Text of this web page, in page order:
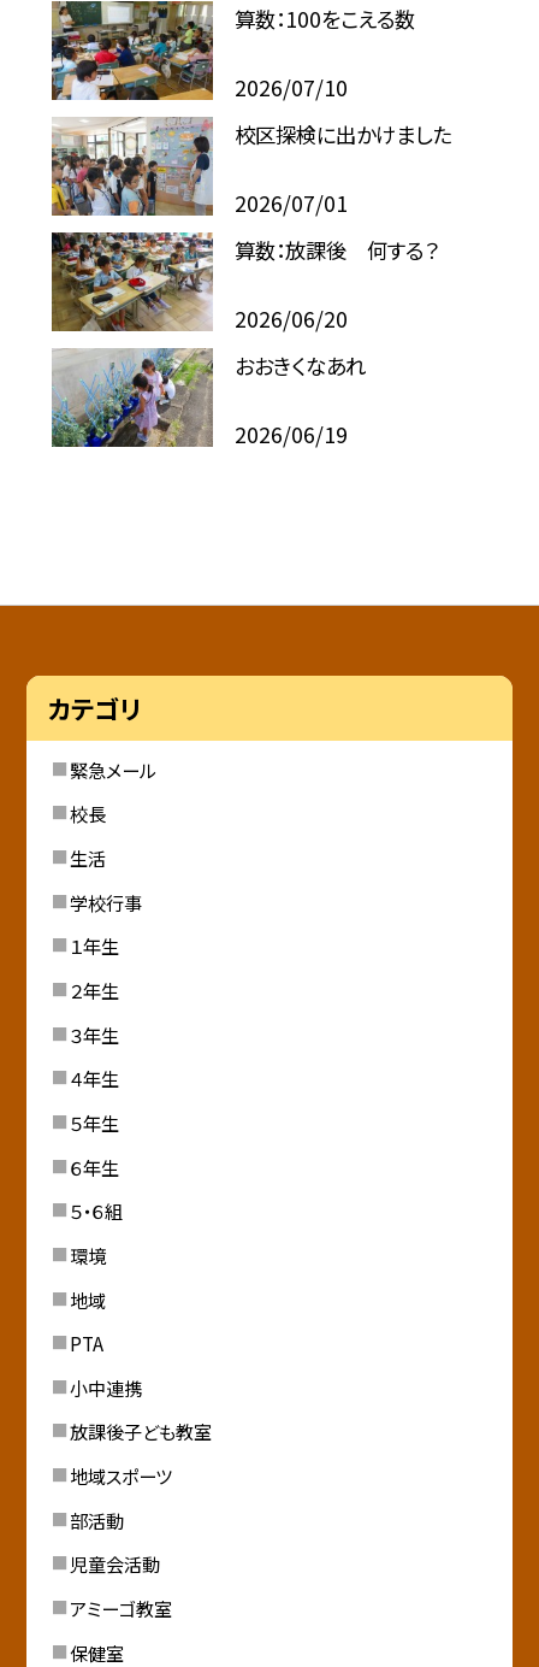
算数：100をこえる数
2026/07/10
校区探検に出かけました
2026/07/01
算数：放課後 何する？
2026/06/20
おおきくなあれ
2026/06/19
カテゴリ
緊急メール
校長
生活
学校行事
１年生
２年生
３年生
４年生
５年生
６年生
５・６組
環境
地域
PTA
小中連携
放課後子ども教室
地域スポーツ
部活動
児童会活動
アミーゴ教室
保健室